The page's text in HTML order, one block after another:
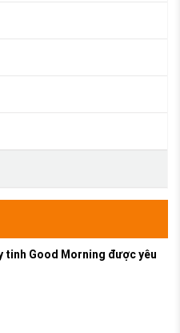
tinh Good Morning được yêu